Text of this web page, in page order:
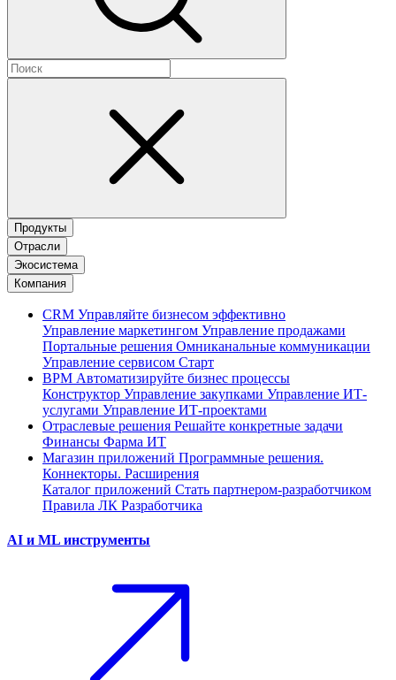
Продукты
Отрасли
Экосистема
Компания
CRM Управляйте бизнесом эффективно
Управление маркетингом Управление продажами
Портальные решения Омниканальные коммуникации
Управление сервисом Старт
BPM Автоматизируйте бизнес процессы
Конструктор Управление закупками Управление ИТ-
услугами Управление ИТ-проектами
Отраслевые решения Решайте конкретные задачи
Финансы Фарма ИТ
Магазин приложений Программные решения.
Коннекторы. Расширения
Каталог приложений Стать партнером-разработчиком
Правила ЛК Разработчика
AI и ML инструменты